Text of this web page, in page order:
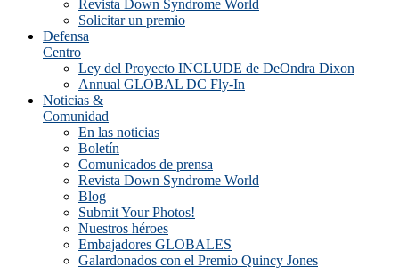
Revista Down Syndrome World
Solicitar un premio
Defensa
Centro
Ley del Proyecto INCLUDE de DeOndra Dixon
Annual GLOBAL DC Fly-In
Noticias &
Comunidad
En las noticias
Boletín
Comunicados de prensa
Revista Down Syndrome World
Blog
Submit Your Photos!
Nuestros héroes
Embajadores GLOBALES
Galardonados con el Premio Quincy Jones